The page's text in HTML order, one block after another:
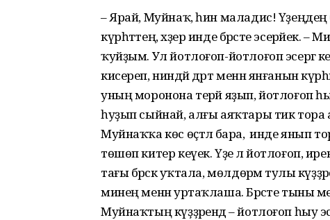
– Ярай, Муйнаҡ, һин маладис!
күрһәттең, хәҙер инде бәрәсте эсерәйек.
ҡуйҙым. Ул йотлоғоп-йотлоғоп эсергә
кисереп, ниндәй дәрт менән янғанын
уның моронона терәй яҙып, йотлоғоп һыу
һуҙып сыйнай, алғы аяҡтары тик тора
Муйнаҡҡа көс өҫтәлә бара, ә инде янып
төшөп китер кеүек. Үҙе лә йотлоғоп,
тағы бәрәскә уҡтала, мөлдөрәмә тулы
минең менән уртаҡлаша. Бәрәсте тыны
Муйнаҡтың күҙҙәрендә – йотлоғоп һыу